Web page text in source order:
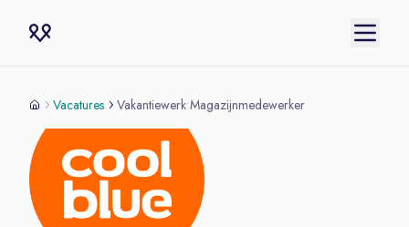
Vacatures Vakantiewerk Magazijnmedewerker